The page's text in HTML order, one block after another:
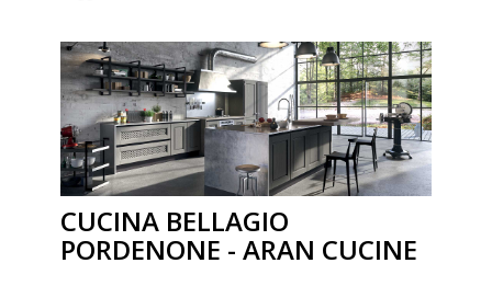
CUCINA BELLAGIO
PORDENONE - ARAN CUCINE